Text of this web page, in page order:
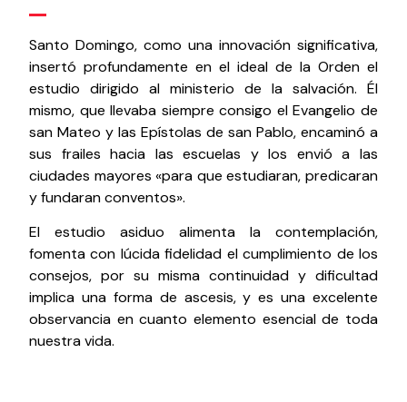
Santo Domingo, como una innovación significativa,
insertó profundamente en el ideal de la Orden el
estudio dirigido al ministerio de la salvación. Él
mismo, que llevaba siempre consigo el Evangelio de
san Mateo y las Epístolas de san Pablo, encaminó a
sus frailes hacia las escuelas y los envió a las
ciudades mayores «para que estudiaran, predicaran
y fundaran conventos».
El estudio asiduo alimenta la contemplación,
fomenta con lúcida fidelidad el cumplimiento de los
consejos, por su misma continuidad y dificultad
implica una forma de ascesis, y es una excelente
observancia en cuanto elemento esencial de toda
nuestra vida.